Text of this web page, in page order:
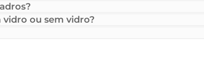
ou sem vidro?